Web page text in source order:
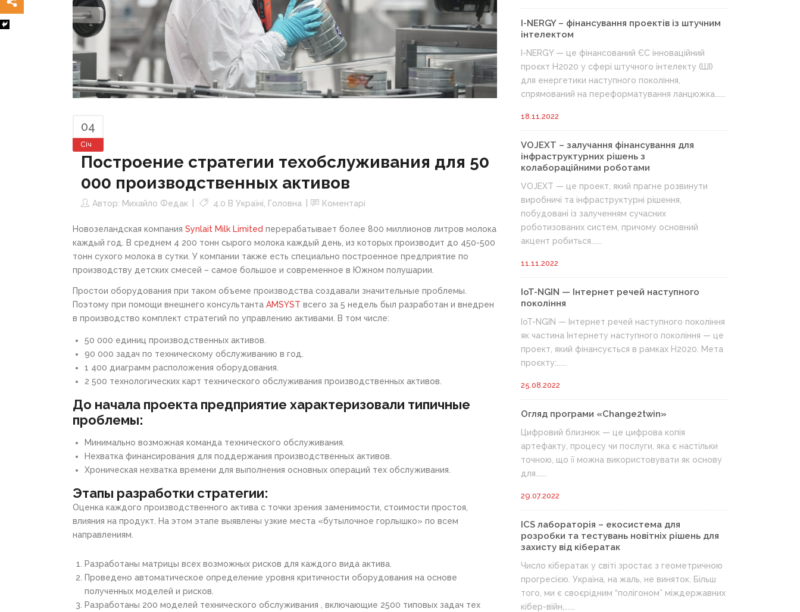
04
Січ
Построение стратегии техобслуживания для 50
000 производственных активов
Автор: Михайло Федак 4.0 В Україні Головна Коментарі
Новозеландская компания Synlait Milk Limited перерабатывает более 800 миллионов литров молока
каждый год. В среднем 4 200 тонн сырого молока каждый день, из которых производит до 450-500
тонн сухого молока в сутки. У компании также есть специально построенное предприятие по
производству детских смесей – самое большое и современное в Южном полушарии.
Простои оборудования при таком объеме производства создавали значительные проблемы.
Поэтому при помощи внешнего консультанта AMSYST всего за 5 недель был разработан и внедрен
в производство комплект стратегий по управлению активами. В том числе:
50 000 единиц производственных активов.
90 000 задач по техническому обслуживанию в год.
1 400 диаграмм расположения оборудования.
2 500 технологических карт технического обслуживания производственных активов.
До начала проекта предприятие характеризовали типичные
проблемы:
Минимально возможная команда технического обслуживания.
Нехватка финансирования для поддержания производственных активов.
Хроническая нехватка времени для выполнения основных операций тех обслуживания.
Этапы разработки стратегии:
Оценка каждого производственного актива с точки зрения заменимости, стоимости простоя,
влияния на продукт. На этом этапе выявлены узкие места «бутылочное горлышко» по всем
направлениям.
Разработаны матрицы всех возможных рисков для каждого вида актива.
Проведено автоматическое определение уровня критичности оборудования на основе
полученных моделей и рисков.
Разработаны 200 моделей технического обслуживания , включающие 2500 типовых задач тех
I-NERGY – фінансування проектів із штучним
інтелектом
I-NERGY — це фінансований ЄС інноваційний
проєкт H2020 у сфері штучного інтелекту (ШІ)
для енергетики наступного покоління,
спрямований на переформатування ланцюжка......
18.11.2022
VOJEXT – залучання фінансування для
інфраструктурних рішень з
колабораційними роботами
VOJEXT — це проект, який прагне розвинути
виробничі та інфраструктурні рішення,
побудовані із залученням сучасних
роботизованих систем, причому основний
акцент робиться......
11.11.2022
IoT-NGIN — Інтернет речей наступного
покоління
IoT-NGIN — Інтернет речей наступного покоління
як частина Інтернету наступного покоління — це
проект, який фінансується в рамках H2020. Мета
проєкту:......
25.08.2022
Огляд програми «Change2twin»
Цифровий близнюк — це цифрова копія
артефакту, процесу чи послуги, яка є настільки
точною, що її можна використовувати як основу
для......
29.07.2022
ICS лабораторія – екосистема для
розробки та тестувань новітніх рішень для
захисту від кібератак
Число кібератак у світі зростає з геометричною
прогресією. Україна, на жаль, не виняток. Більш
того, ми є своєрідним “полігоном” міждержавних
кібер-війн,......